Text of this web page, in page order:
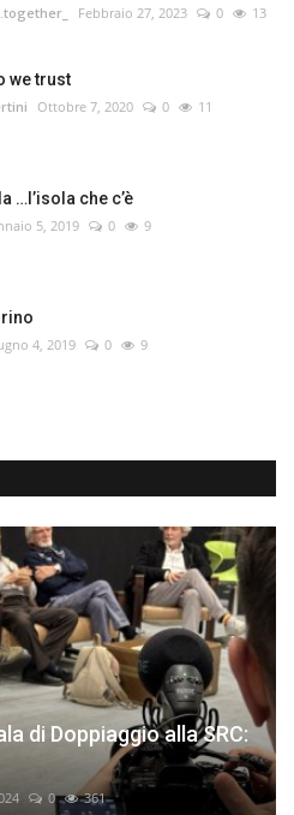
Febbraio 27, 2023 0 13
we trust
Ottobre 7, 2020 0 11
…l’isola che c’è
5, 2019 0 9
4, 2019 0 9
di Doppiaggio alla SRC:
0 361